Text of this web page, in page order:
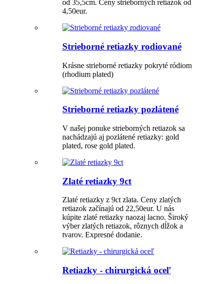
od 35,5cm. Ceny strieborných retiazok od
4,50eur.
Strieborné retiazky rodiované
Krásne strieborné retiazky pokryté ródiom
(rhodium plated)
Strieborné retiazky pozlátené
V našej ponuke strieborných retiazok sa
nachádzajú aj pozlátené retiazky: gold
plated, rose gold plated.
Zlaté retiazky 9ct
Zlaté retiazky z 9ct zlata. Ceny zlatých
retiazok začínajú od 22,50eur. U nás
kúpite zlaté retiazky naozaj lacno. Široký
výber zlatých retiazok, rôznych dĺžok a
tvarov. Expresné dodanie.
Retiazky - chirurgická oceľ